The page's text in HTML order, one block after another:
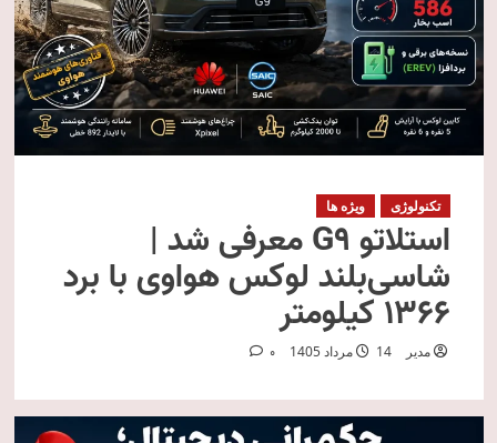
تکنولوژی ویژه ها
استلاتو G9 معرفی شد |
شاسی‌بلند لوکس هواوی با برد
۱۳۶۶ کیلومتر
مدیر 14 مرداد 1405 0